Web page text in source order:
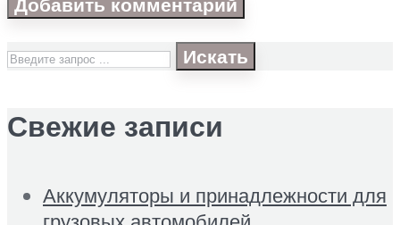
Искать
Свежие записи
Аккумуляторы и принадлежности для